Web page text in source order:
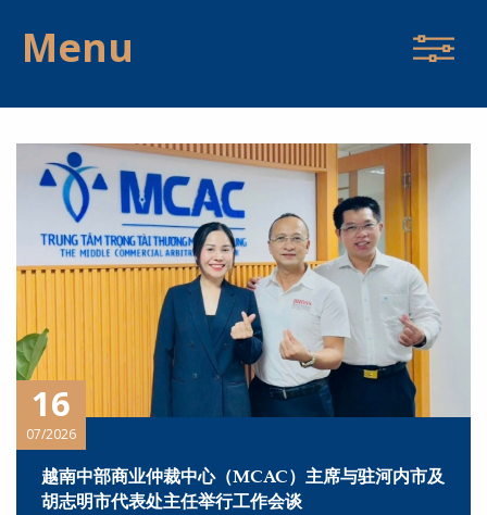
Menu
16
07/2026
越南中部商业仲裁中心（MCAC）主席与驻河内市及
胡志明市代表处主任举行工作会谈